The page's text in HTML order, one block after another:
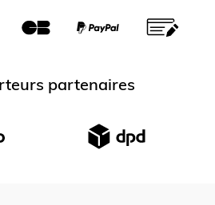
partenaires